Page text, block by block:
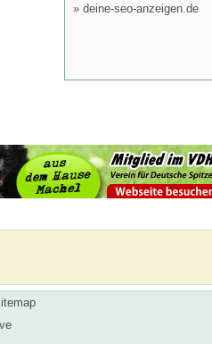
» deine-seo-anzeigen.de